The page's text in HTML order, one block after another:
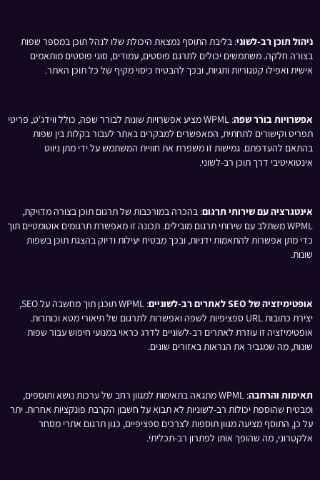
ניהול תוכן רב-לשוני: בליבת התוסף נמצאת היכולת שלו לנהל תוכן במספר שפות
בצורה חלקה. משתמשים יכולים לתרגם פוסטים, עמודים, סוגי פוסטים מותאמים
אישית ואפילו קטגוריות ותגיות, ובכך להבטיח כיסוי מקיף של כל תוכן האתר.
אפשרויות בורר שפה
: WPML מציע אפשרויות שונות לבורר שפה, כולל ווידג'ט, פריטי
תפריט וקישורים לתחתית, המאפשרים למבקרים באתר לעבור בקלות בין שפות
בהתאם להעדפתם. גמישות זו משפרת את חוויית המשתמש על ידי מתן ניווט
אינטואיטיבי דרך תוכן רב-לשוני.
אינטגרציה עם שירותי תרגום: בהכרה במורכבות של תרגום תוכן בצורה מדויקת,
WPML משתלב עם שירותי תרגום מובילים. תכונה זו מאפשרת תרגומים אוטומטיים תוך
כדי מתן אפשרות להתאמות ידניות, ובכך מבטיח יעילות ודיוק בהצגת תוכן בשפות
שונות.
אופטימיזציה של SEO לאתרים רב-לשוניים
: WPML תוכנן תוך מחשבה על SEO,
יצירת כתובות URL ספציפיות לשפה ואפשרות לתרגום של תיאורי מטא וכותרות.
אופטימיזציה זו עוזרת לאתרים רב-לשוניים לדרג כראוי במנועי חיפוש עבור שפות
שונות, מה שמגביר את הנראות באזורים שונים.
תאימות והרחבה
: WPML מתגאה בתאימות למגוון רחב של ערכות נושא ותוספים,
ומבטיח שהוספת יכולות רב-לשוניות לא תבוא על חשבון הקרבת פונקציות אחרות. יתר
על כן, התוסף מציעה מגוון תוספות לצרכים ספציפיים, כגון תרגום אתרי מסחר
אלקטרוני, מה שהופך אותו לפתרון רב-תכליתי.